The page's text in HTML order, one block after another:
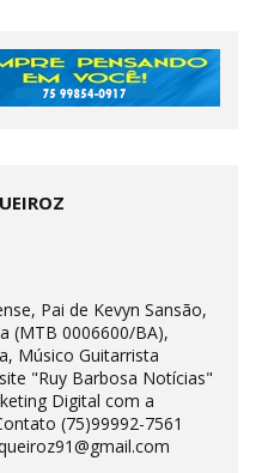
Pai de Kevyn Sansão,
(MTB 0006600/BA),
Músico Guitarrista
"Ruy Barbosa Notícias"
Digital com a
(75)99992-7561